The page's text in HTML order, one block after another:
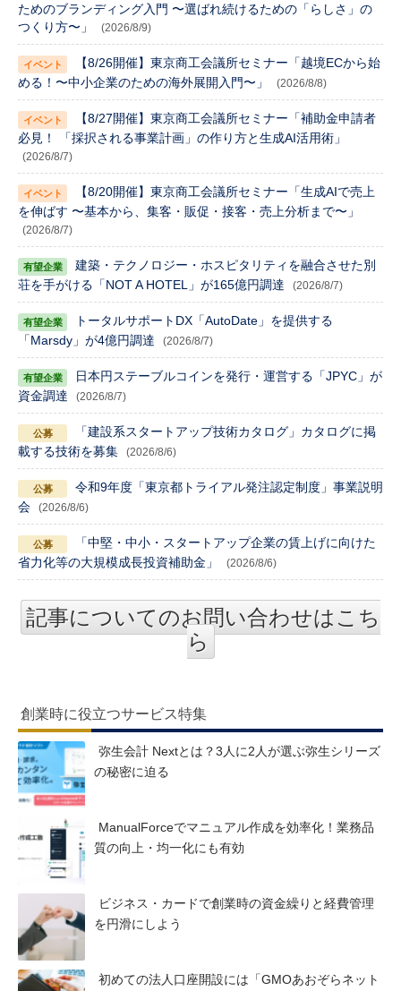
ためのブランディング入門 〜選ばれ続けるための「らしさ」の
つくり方〜」
(2026/8/9)
【8/26開催】東京商工会議所セミナー「越境ECから始
める！〜中小企業のための海外展開入門〜」
(2026/8/8)
【8/27開催】東京商工会議所セミナー「補助金申請者
必見！ 「採択される事業計画」の作り方と生成AI活用術」
(2026/8/7)
【8/20開催】東京商工会議所セミナー「生成AIで売上
を伸ばす 〜基本から、集客・販促・接客・売上分析まで〜」
(2026/8/7)
建築・テクノロジー・ホスピタリティを融合させた別
荘を手がける「NOT A HOTEL」が165億円調達
(2026/8/7)
トータルサポートDX「AutoDate」を提供する
「Marsdy」が4億円調達
(2026/8/7)
日本円ステーブルコインを発行・運営する「JPYC」が
資金調達
(2026/8/7)
「建設系スタートアップ技術カタログ」カタログに掲
載する技術を募集
(2026/8/6)
令和9年度「東京都トライアル発注認定制度」事業説明
会
(2026/8/6)
「中堅・中小・スタートアップ企業の賃上げに向けた
省力化等の大規模成長投資補助金」
(2026/8/6)
記事についてのお問い合わせはこち
ら
創業時に役立つサービス特集
弥生会計 Nextとは？3人に2人が選ぶ弥生シリーズ
の秘密に迫る
ManualForceでマニュアル作成を効率化！業務品
質の向上・均一化にも有効
ビジネス・カードで創業時の資金繰りと経費管理
を円滑にしよう
初めての法人口座開設には「GMOあおぞらネット